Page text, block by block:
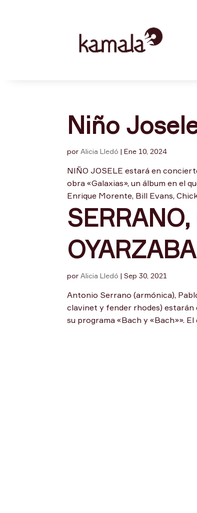
Niño
porAlicia Lledó |Ene 10, 2024
NIÑO JOSELE estará en
obra «Galaxias», un álbum en el
Enrique Morente, Bill Evans,
porAlicia Lledó |Sep 30, 2021
Antonio Serrano (armónica),
clavinet y fender rhodes) estarán
su programa «Bach y «Bach»».